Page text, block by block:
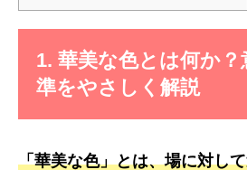
1. 華美な色とは何か
準をやさしく解説
「華美な色」とは、場に対し